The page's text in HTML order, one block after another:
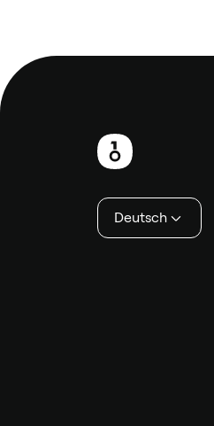
Deutsch